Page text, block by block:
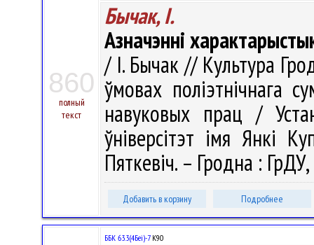
860
полный
текст
Бычак, І.
Азначэнні
/ І. Бычак // Культура
ўмовах поліэтнічнага
навуковых прац /
ўніверсітэт імя Янкі
Пяткевіч. – Гродна :
Добавить в корзину Подробнее
ББК 63.3(4Беі)-7К90